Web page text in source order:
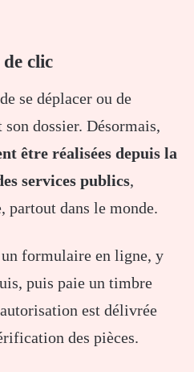
clic
se déplacer ou de
dossier. Désormais,
être réalisées depuis la
services publics,
partout dans le monde.
formulaire en ligne, y
puis paie un timbre
est délivrée
des pièces.